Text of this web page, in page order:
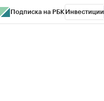
Подписка на РБК Инвестиции